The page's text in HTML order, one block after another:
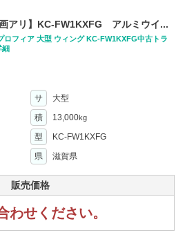
画アリ】KC-FW1KXFG アルミウイ...
ロフィア 大型 ウィング KC-FW1KXFG中古トラ
細
サ
大型
積 13,000kg
型
KC-FW1KXFG
県 滋賀県
販売価格
わせください。